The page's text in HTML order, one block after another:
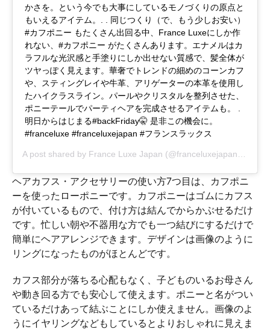
かさを。という今でも大事にしているモノづくりの原点と
もいえるアイテム。. . 同じつくり（で、もう少しお安い）
#カフポニー もたくさん出回る中、France Luxeにしか作
れない、#カフポニー がたくさんあります。エナメルはカ
ラフルな光沢感と手塗りにしか出せない質感で、髪全体が
ツヤっぽく見えます。華奢でトレンドの細めのコーンカフ
や、スティングレイや牛革、アリゲーターの本革を使用し
たハイクラスライン。パールやクリスタルを整列させた、
ポニーテールでパーティヘアを完成させるアイテムも。 .
明日からはじまる#backFriday🤫 是非この機会に。
#franceluxe #franceluxejapan #フランスラックス
A post shared by France Luxe Japan (@franceluxejapan) on
ヘアカフス・アクセサリーの使い方7つ目は、カフポニ
ーを使ったローポニーです。カフポニーはゴムにカフス
が付いているもので、付け方は結んでからかぶせるだけ
です。忙しい朝や不器用な方でも一つ結びにするだけで
簡単にヘアアレンジできます。デザインは画像のように
リングになったものがほとんどです。
カフス部分が落ちる心配もなく、子どものいるお母さん
や動き回る方でも安心して使えます。ポニーと名がつい
ているだけあって結ぶことにしか使えません。画像のよ
うにイヤリングなどもしているとよりおしゃれに見えま